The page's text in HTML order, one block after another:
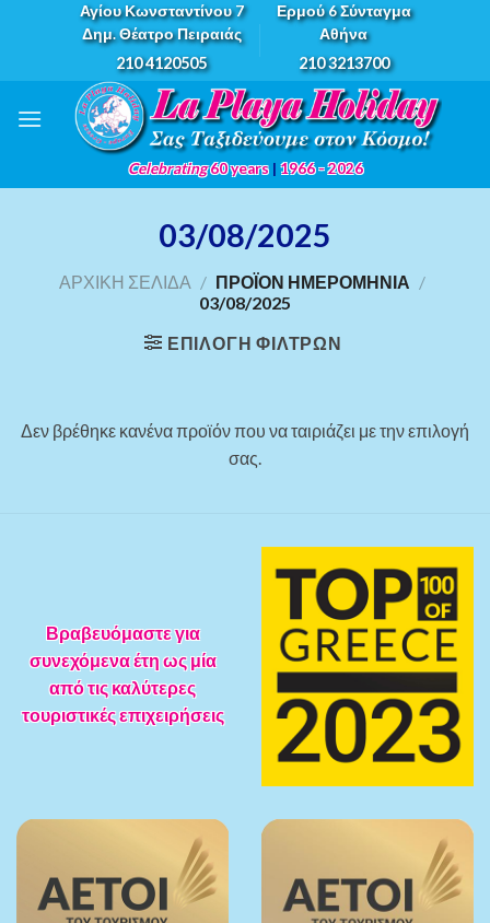
Αγίου Κωνσταντίνου 7
Δημ. Θέατρο Πειραιάς
210 4120505
Ερμού 6 Σύνταγμα
Αθήνα
210 3213700
Celebrating60 years | 1966 - 2026
03/08/2025
ΑΡΧΙΚΉ ΣΕΛΊΔΑ / ΠΡΟΪΌΝ ΗΜΕΡΟΜΗΝΊΑ /
03/08/2025
ΕΠΙΛΟΓΉ ΦΊΛΤΡΩΝ
Δεν βρέθηκε κανένα προϊόν που να ταιριάζει με την επιλογή
σας.
Βραβευόμαστε για
συνεχόμενα έτη ως μία
από τις καλύτερες
τουριστικές επιχειρήσεις